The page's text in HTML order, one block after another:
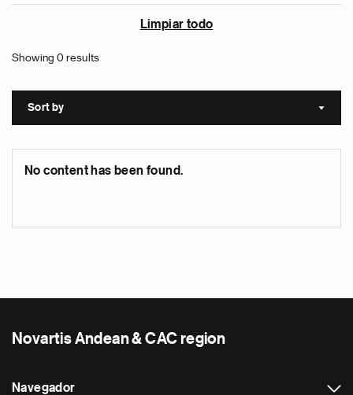
Limpiar todo
Showing 0 results
Sort by Sort
No content has been found.
Novartis Andean & CAC region
Navegador